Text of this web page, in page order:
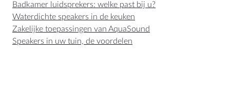
Badkamer luidsprekers: welke past bij u?
Waterdichte speakers in de keuken
Zakelijke toepassingen van AquaSound
Speakers in uw tuin, de voordelen